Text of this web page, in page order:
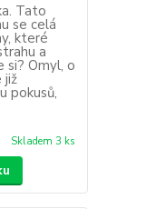
Tato
se celá
které
a
si? Omyl, o
již
pokusů,
Skladem 3 ks